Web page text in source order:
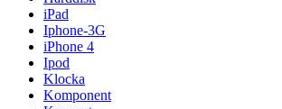
iPad
Iphone-3G
iPhone 4
Ipod
Klocka
Komponent